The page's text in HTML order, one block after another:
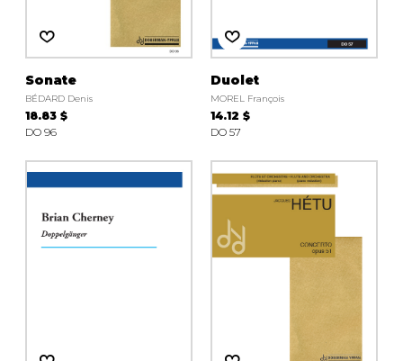
Sonate
BÉDARD Denis
18.83 $
DO 96
Duolet
MOREL François
14.12 $
DO 57